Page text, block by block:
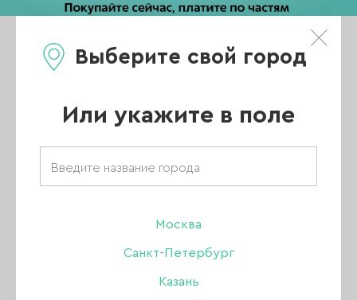
Выберите свой город
Или укажите в поле
Москва
Санкт-Петербург
Казань
Каталог
Главная/
Новости
Новая коллекция в Nail Republic
Новая коллекция
в Nail Republic